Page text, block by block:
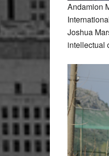
Andamion
Joshua
intellectual